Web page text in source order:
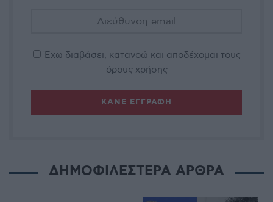
Έχω διαβάσει, κατανοώ και αποδέχομαι τους
όρους χρήσης
ΔΗΜΟΦΙΛΕΣΤΕΡΑ ΑΡΘΡΑ